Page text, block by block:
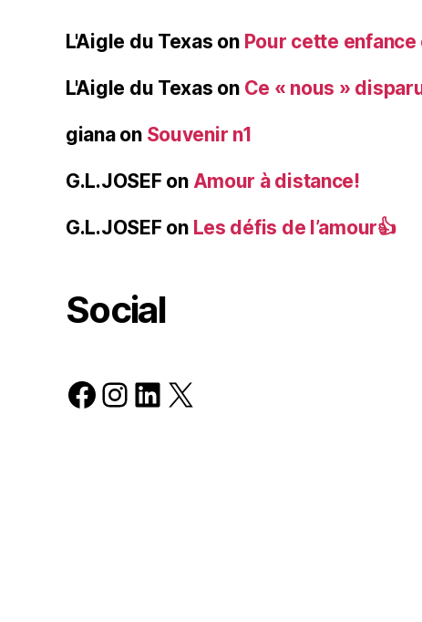
L'Aigle du Texas on Pour cette
L'Aigle du Texas on Ce « nous »
gianaon Souvenir n1
G.L.JOSEF on Amour à distance!
G.L.JOSEF on Les défis de l’amour👍
Social
Facebook
Instagram
LinkedIn
X